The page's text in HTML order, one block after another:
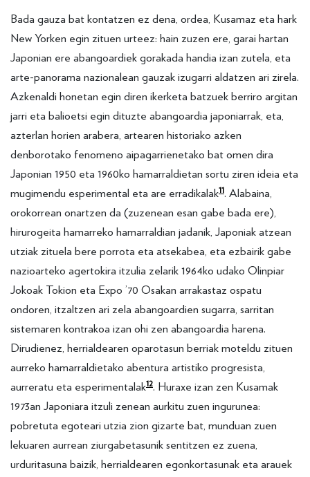
Bada gauza bat kontatzen ez dena, ordea, Kusamaz eta hark
New Yorken egin zituen urteez: hain zuzen ere, garai hartan
Japonian ere abangoardiek gorakada handia izan zutela, eta
arte-panorama nazionalean gauzak izugarri aldatzen ari zirela.
Azkenaldi honetan egin diren ikerketa batzuek berriro argitan
jarri eta balioetsi egin dituzte abangoardia japoniarrak, eta,
azterlan horien arabera, artearen historiako azken
denborotako fenomeno aipagarrienetako bat omen dira
Japonian 1950 eta 1960ko hamarraldietan sortu ziren ideia eta
mugimendu esperimental eta are erradikalak11. Alabaina,
orokorrean onartzen da (zuzenean esan gabe bada ere),
hirurogeita hamarreko hamarraldian jadanik, Japoniak atzean
utziak zituela bere porrota eta atsekabea, eta ezbairik gabe
nazioarteko agertokira itzulia zelarik 1964ko udako Olinpiar
Jokoak Tokion eta Expo ’70 Osakan arrakastaz ospatu
ondoren, itzaltzen ari zela abangoardien sugarra, sarritan
sistemaren kontrakoa izan ohi zen abangoardia harena.
Dirudienez, herrialdearen oparotasun berriak moteldu zituen
aurreko hamarraldietako abentura artistiko progresista,
aurreratu eta esperimentalak12. Huraxe izan zen Kusamak
1973an Japoniara itzuli zenean aurkitu zuen ingurunea:
pobretuta egoteari utzia zion gizarte bat, munduan zuen
lekuaren aurrean ziurgabetasunik sentitzen ez zuena,
urduritasuna baizik, herrialdearen egonkortasunak eta arauek